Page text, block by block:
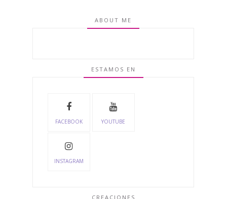
ABOUT ME
ESTAMOS EN
FACEBOOK YOUTUBE
INSTAGRAM
CREACIONES